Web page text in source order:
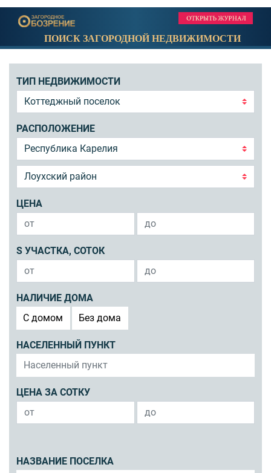
ПОИСК ЗАГОРОДНОЙ НЕДВИЖИМОСТИ
ТИП НЕДВИЖИМОСТИ
РАСПОЛОЖЕНИЕ
ЦЕНА
S УЧАСТКА, СОТОК
НАЛИЧИЕ ДОМА
C домом
Без дома
НАСЕЛЕННЫЙ ПУНКТ
ЦЕНА ЗА СОТКУ
НАЗВАНИЕ ПОСЕЛКА